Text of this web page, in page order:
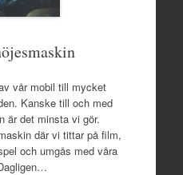
vår mobil till mycket
Kanske till och med
är det minsta vi gör.
där vi tittar på film,
och umgås med våra